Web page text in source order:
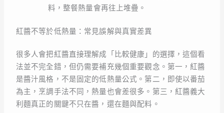
料，整餐熱量會再往上堆疊。
紅醬不等於低熱量：常見誤解與真實差異
很多人會把紅醬直接理解成「比較健康」的選擇，這個看
法並不完全錯，但仍需要補充幾個重要觀念。第一，紅醬
是醬汁風格，不是固定的低熱量公式。第二，即使以番茄
為主，烹調手法不同，熱量也會差很多。第三，紅醬義大
利麵真正的關鍵不只在醬，還在麵與配料。